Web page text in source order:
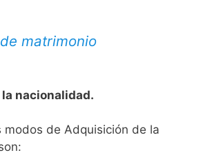
matrimonio
nacionalidad.
modos de Adquisición de la